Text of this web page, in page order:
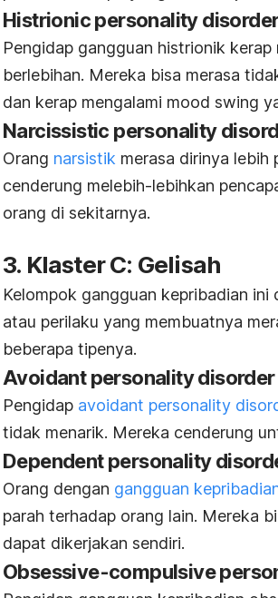
Histrionic personality
Pengidap gangguan histrionik
berlebihan. Mereka bisa merasa
dan kerap mengalami mood swing
Narcissistic personality
Orang narsistik merasa dirinya lebih
cenderung melebih-lebihkan
orang di sekitarnya.
3. Klaster C: Gelisah
Kelompok gangguan kepribadian
atau perilaku yang membuatnya
beberapa tipenya.
Avoidant personality disorder
Pengidap avoidant personality
tidak menarik. Mereka cenderung
Dependent personality
Orang dengan gangguan
parah terhadap orang lain. Mereka
dapat dikerjakan sendiri.
Obsessive-compulsive